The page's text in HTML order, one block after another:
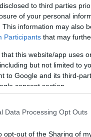
to third parties
of your personal
This information may also
Participants that may
that this website/app uses
but not limited to
to Google and its third-
consent section.
Data Processing Opt Outs
opt-out of the Sharing of
találhatsz
találod az